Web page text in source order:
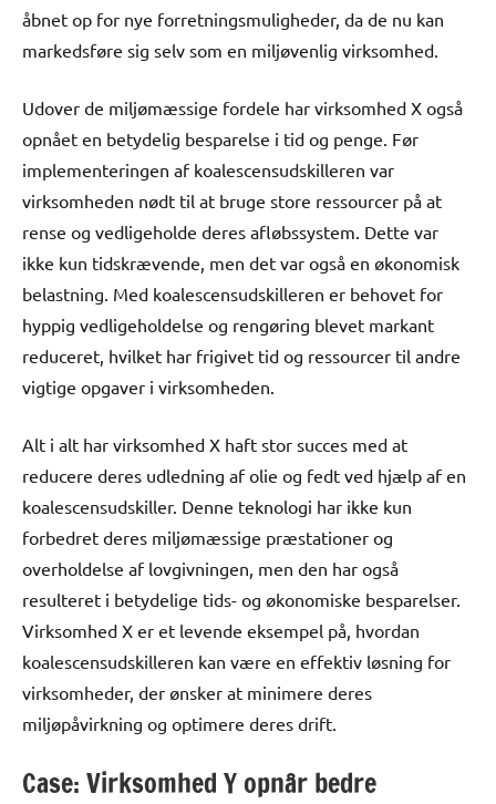
åbnet op for nye forretningsmuligheder, da de nu kan
markedsføre sig selv som en miljøvenlig virksomhed.
Udover de miljømæssige fordele har virksomhed X også
opnået en betydelig besparelse i tid og penge. Før
implementeringen af koalescensudskilleren var
virksomheden nødt til at bruge store ressourcer på at
rense og vedligeholde deres afløbssystem. Dette var
ikke kun tidskrævende, men det var også en økonomisk
belastning. Med koalescensudskilleren er behovet for
hyppig vedligeholdelse og rengøring blevet markant
reduceret, hvilket har frigivet tid og ressourcer til andre
vigtige opgaver i virksomheden.
Alt i alt har virksomhed X haft stor succes med at
reducere deres udledning af olie og fedt ved hjælp af en
koalescensudskiller. Denne teknologi har ikke kun
forbedret deres miljømæssige præstationer og
overholdelse af lovgivningen, men den har også
resulteret i betydelige tids- og økonomiske besparelser.
Virksomhed X er et levende eksempel på, hvordan
koalescensudskilleren kan være en effektiv løsning for
virksomheder, der ønsker at minimere deres
miljøpåvirkning og optimere deres drift.
Case: Virksomhed Y opnår bedre